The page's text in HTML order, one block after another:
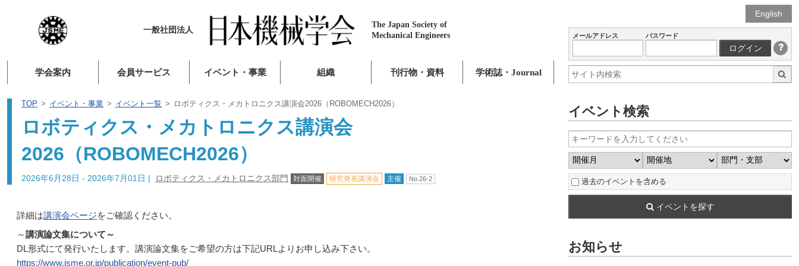
一般社団法人
The Japan Society of
Mechanical Engineers
学会案内 会員サービス イベント・事業 組織 刊行物・資料 学術誌・Journal
TOP イベント・事業 イベント一覧 ロボティクス・メカトロニクス講演会2026（ROBOMECH2026）
ロボティクス・メカトロニクス講演会
2026（ROBOMECH2026）
2026年6月28日 - 2026年7月01日 | ロボティクス・メカトロニクス部門 対面開催 研究発表講演会 主催 No.26-2
詳細は講演会ページをご確認ください。
～講演論文集について～
DL形式にて発行いたします。講演論文集をご希望の方は下記URLよりお申し込み下さい。
https://www.jsme.or.jp/publication/event-pub/
English
メールアドレス パスワード
ログイン
イベント検索
過去のイベントを含める
イベントを探す
お知らせ